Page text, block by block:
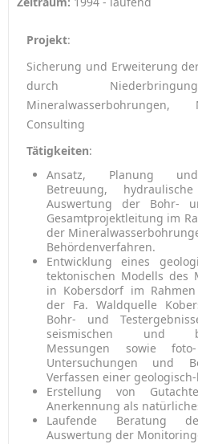
Projekt:
Sicherung und Erweiterung
durch
Mineralwasserbohrungen,
Consulting
Tätigkeiten:
Ansatz, Planung und
Betreuung,
Auswertung der Bohr-
Gesamtprojektleitung im
der
Behördenverfahren.
Entwicklung eines
tektonischen Modells des
in Kobersdorf im
der Fa. Waldquelle
Bohr- und
seismischen und
Messungen sowie
Untersuchungen und
Verfassen einer
Erstellung von
Anerkennung als
Laufende Beratung
Auswertung der